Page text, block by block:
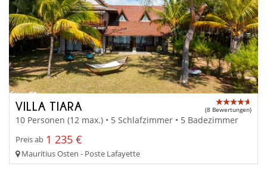
VILLA TIARA (8 Bewertungen)
10 Personen (12 max.) • 5 Schlafzimmer • 5 Badezimmer
Preis ab 1 235 €
Mauritius Osten - Poste Lafayette